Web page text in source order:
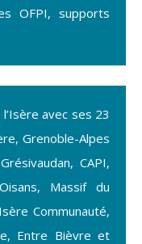
OFPI, supports
avec ses 23
Grenoble-Alpes
CAPI,
Massif du
Communauté,
Entre Bièvre et